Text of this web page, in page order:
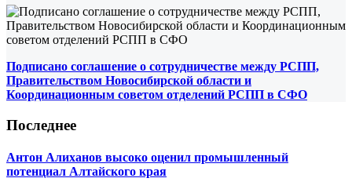
Подписано соглашение о сотрудничестве между РСПП,
Правительством Новосибирской области и
Координационным советом отделений РСПП в СФО
Последнее
Антон Алиханов высоко оценил промышленный
потенциал Алтайского края